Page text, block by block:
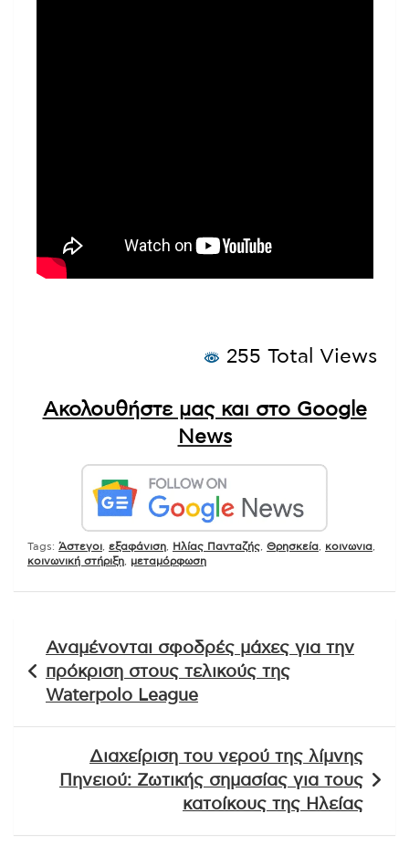
255 Total Views
Ακολουθήστε μας και στο Google
News
Tags: Άστεγοι εξαφάνιση Ηλίας Πανταζής Θρησκεία κοινωνια
κοινωνική στήριξη
μεταμόρφωση
άρθρων
Αναμένονται σφοδρές μάχες για την
πρόκριση στους τελικούς της
Waterpolo League
Διαχείριση του νερού της λίμνης
Πηνειού: Ζωτικής σημασίας για τους
κατοίκους της Ηλείας